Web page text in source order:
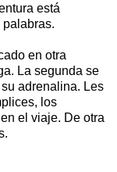
está
en otra
La segunda se
adrenalina. Les
los
el viaje. De otra